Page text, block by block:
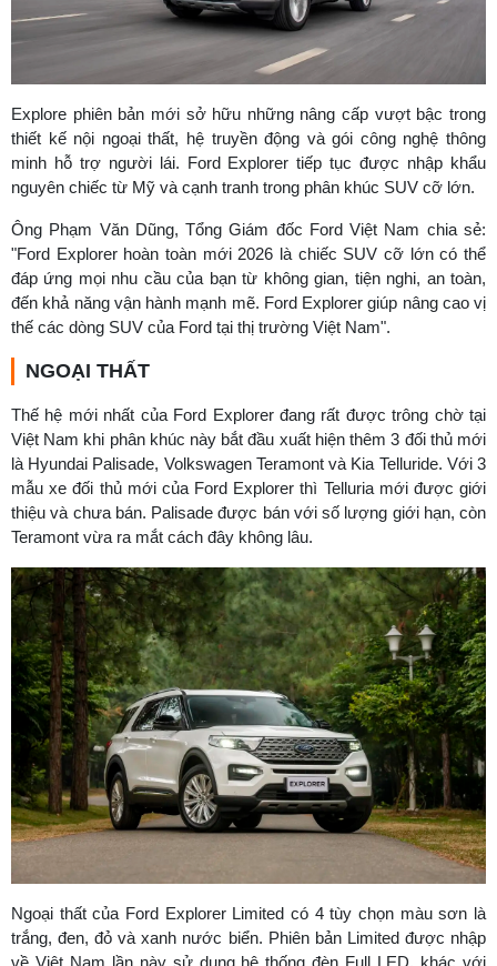
Explore phiên bản mới sở hữu những nâng cấp vượt bậc trong
thiết kế nội ngoại thất, hệ truyền động và gói công nghệ thông
minh hỗ trợ người lái. Ford Explorer tiếp tục được nhập khẩu
nguyên chiếc từ Mỹ và cạnh tranh trong phân khúc SUV cỡ lớn.
Ông Phạm Văn Dũng, Tổng Giám đốc Ford Việt Nam chia sẻ:
"Ford Explorer hoàn toàn mới 2026 là chiếc SUV cỡ lớn có thể
đáp ứng mọi nhu cầu của bạn từ không gian, tiện nghi, an toàn,
đến khả năng vận hành mạnh mẽ. Ford Explorer giúp nâng cao vị
thế các dòng SUV của Ford tại thị trường Việt Nam".
NGOẠI THẤT
Thế hệ mới nhất của Ford Explorer đang rất được trông chờ tại
Việt Nam khi phân khúc này bắt đầu xuất hiện thêm 3 đối thủ mới
là Hyundai Palisade, Volkswagen Teramont và Kia Telluride. Với 3
mẫu xe đối thủ mới của Ford Explorer thì Telluria mới được giới
thiệu và chưa bán. Palisade được bán với số lượng giới hạn, còn
Teramont vừa ra mắt cách đây không lâu.
Ngoại thất của Ford Explorer Limited có 4 tùy chọn màu sơn là
trắng, đen, đỏ và xanh nước biển. Phiên bản Limited được nhập
về Việt Nam lần này sử dụng hệ thống đèn Full LED, khác với